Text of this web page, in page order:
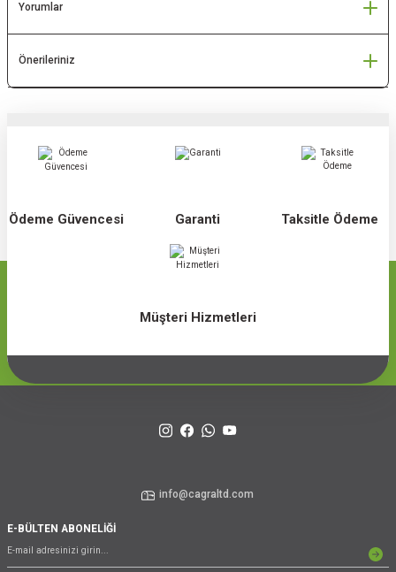
Yorumlar
Önerileriniz
Ödeme Güvencesi Garanti Taksitle Ödeme
Müşteri Hizmetleri
info@cagraltd.com
E-BÜLTEN ABONELİĞİ